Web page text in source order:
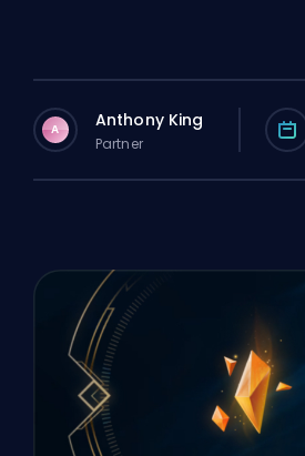
A Anthony King
Partner